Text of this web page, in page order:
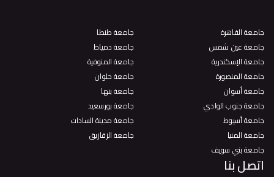
جامعة القاهرة
جامعة عين شمس
جامعة الإسكندرية
جامعة المنصورة
جامعة أسوان
جامعة جنوب الوادي
جامعة أسيوط
جامعة المنيا
جامعة بني سويف
جامعة طنطا
جامعة دمياط
جامعة المنوفية
جامعة حلوان
جامعة بنها
جامعة بورسعيد
جامعة مدينة السادات
جامعة الزقازيق
اتصل بنا